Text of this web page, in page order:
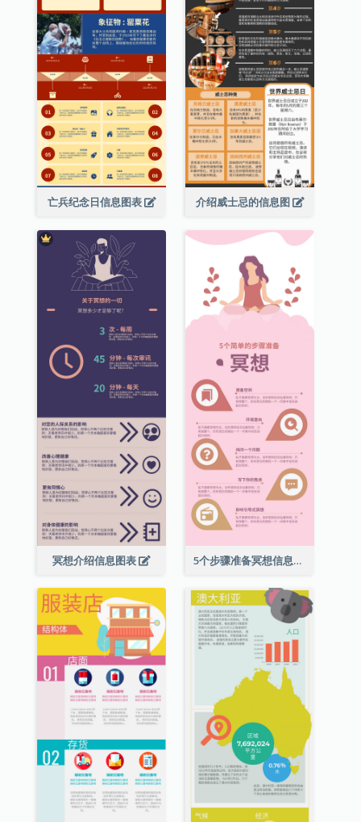
亡兵纪念日信息图表 介绍威士忌的信息图
冥想介绍信息图表 5个步骤准备冥想信息图表